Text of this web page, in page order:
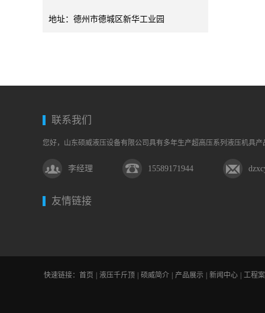
地址：德州市德城区新华工业园
联系我们
您好，山东硕威液压设备有限公司具有多年生产超高压系列液压机具
李经理 15589171944
友情链接
快速链接： 首页 液压千斤顶 硕威简介 产品展示 新闻中心 工程